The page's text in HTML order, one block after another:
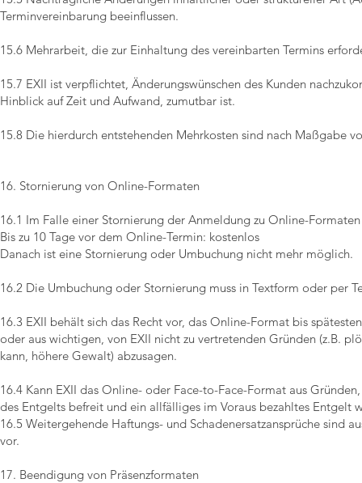
Terminvereinbarung beeinflussen.
15.6 Mehrarbeit, die zur Einhaltung des vereinbarten Termins
15.7 EXII ist verpflichtet, Änderungswünschen des Kunden
Hinblick auf Zeit und Aufwand, zumutbar ist.
15.8 Die hierdurch entstehenden Mehrkosten sind nach Maßgabe
16. Stornierung von Online-Formaten
16.1 Im Falle einer Stornierung der Anmeldung zu Online-
Bis zu 10 Tage vor dem Online-Termin: kostenlos
Danach ist eine Stornierung oder Umbuchung nicht mehr möglich.
16.2 Die Umbuchung oder Stornierung muss in Textform oder per
16.3 EXII behält sich das Recht vor, das Online-Format bis
oder aus wichtigen, von EXII nicht zu vertretenden Gründen (z.B.
kann, höhere Gewalt) abzusagen.
16.4 Kann EXII das Online- oder Face-to-Face-Format aus
des Entgelts befreit und ein allfälliges im Voraus bezahltes Entgelt
16.5 Weitergehende Haftungs- und Schadenersatzansprüche sind
vor.
17. Beendigung von Präsenzformaten